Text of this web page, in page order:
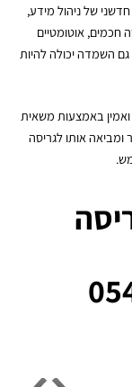
של ניהול מידע,
חכמים, אוטומטיים
גם השמדה יכולה להיות
ואמין באמצעות משאית
ומביאה אותו לגריסה